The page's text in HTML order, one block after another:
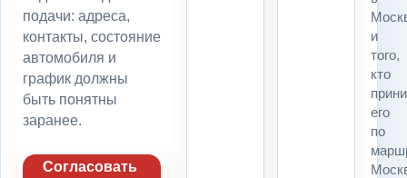
подачи: адреса,
контакты, состояние
автомобиля и
график должны
быть понятны
заранее.
Согласовать
и
того,
кто
его
по